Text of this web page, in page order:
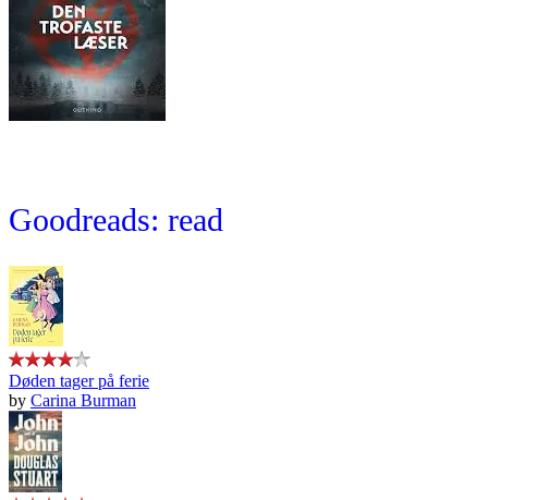
Goodreads: read
Døden tager på ferie
by Carina Burman